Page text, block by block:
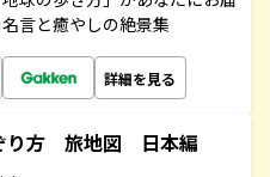
言と癒やしの絶景集
詳細を見る
り方 旅地図 日本編